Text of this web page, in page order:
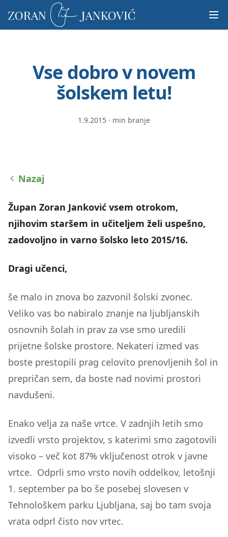
upoštevajte:
To
vključujeVse dobro v novem
šolskem letu!
1.9.2015 · min branje
Nazaj
Župan Zoran Janković vsem otrokom,
njihovim staršem in učiteljem želi uspešno,
zadovoljno in varno šolsko leto 2015/16.
Dragi učenci,
še malo in znova bo zazvonil šolski zvonec.
Veliko vas bo nabiralo znanje na ljubljanskih
osnovnih šolah in prav za vse smo uredili
prijetne šolske prostore. Nekateri izmed vas
boste prestopili prag celovito prenovljenih šol in
prepričan sem, da boste nad novimi prostori
navdušeni.
Enako velja za naše vrtce. V zadnjih letih smo
izvedli vrsto projektov, s katerimi smo zagotovili
visoko – več kot 87% vključenost otrok v javne
vrtce. Odprli smo vrsto novih oddelkov, letošnji
1. september pa bo še posebej slovesen v
Tehnološkem parku Ljubljana, saj bo tam svoja
vrata odprl čisto nov vrtec.